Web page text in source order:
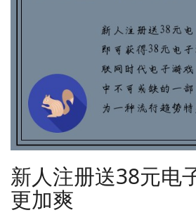
新人注册送38元电
更加爽